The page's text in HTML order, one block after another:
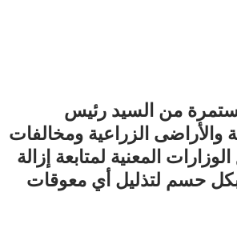
من السيد رئيس
والأراضى الزراعية ومخالفات
المعنية لمتابعة إزالة
بكل حسم لتذليل أي معوقات